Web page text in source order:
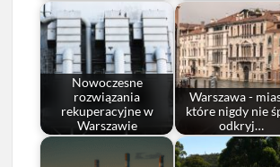
Nowoczesne
rozwiązania
rekuperacyjne w
Warszawie
Warszawa -
które nigdy nie
odkryj…